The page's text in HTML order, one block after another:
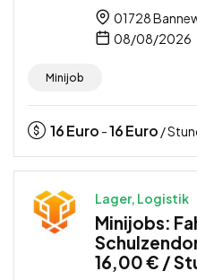
01728
08/08/2026
Minijob
16Euro -16Euro /
Lager, Logistik
Minijobs:
16,00 € /